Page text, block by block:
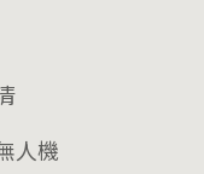
人機